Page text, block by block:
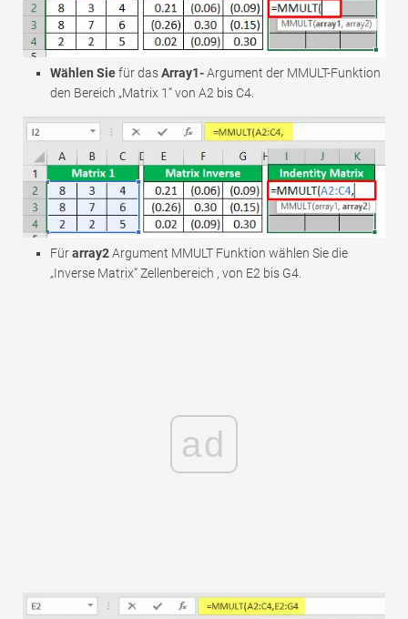
Wählen Siefür dasArray1-Argument der MMULT-Funktion
den Bereich „Matrix 1“ von A2 bis C4.
Fürarray2Argument MMULT Funktion wählen Sie die
„Inverse Matrix“ Zellenbereich , von E2 bis G4.
ad